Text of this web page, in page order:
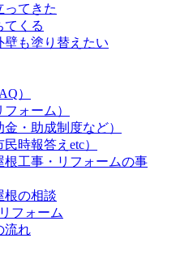
ってきた
てくる
壁も塗り替えたい
）
ォーム）
・助成制度など）
時報答えetc）
根工事・リフォームの事
根の相談
フォーム
流れ